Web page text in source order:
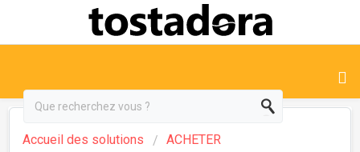
Accueil des solutions ACHETER